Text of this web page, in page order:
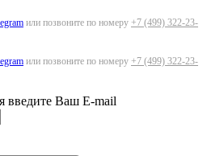
или позвоните по номеру +7 (499) 322-23-
или позвоните по номеру +7 (499) 322-23-
введите Ваш E-mail